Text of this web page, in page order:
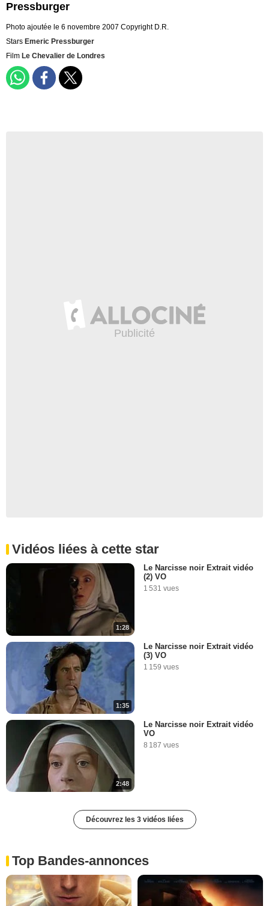
Pressburger
Photo ajoutée le 6 novembre 2007 Copyright D.R.
Stars Emeric Pressburger
Film Le Chevalier de Londres
Vidéos liées à cette star
1:28
Le Narcisse noir Extrait vidéo
(2) VO
1 531 vues
1:35
Le Narcisse noir Extrait vidéo
(3) VO
1 159 vues
2:48
Le Narcisse noir Extrait vidéo
VO
8 187 vues
Découvrez les 3 vidéos liées
Top Bandes-annonces